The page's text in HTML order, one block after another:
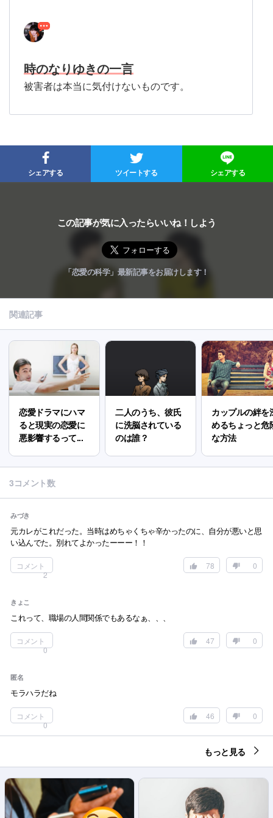
時のなりゆきの一言
被害者は本当に気付けないものです。
シェアする ツイートする シェアする
この記事が気に入ったらいいね！しよう
「恋愛の科学」最新記事をお届けします！
関連記事
恋愛ドラマにハマ
ると現実の恋愛に
悪影響するって...
二人のうち、彼氏
に洗脳されている
のは誰？
カップルの絆を
めるちょっと危
な方法
3コメント数
みづき
元カレがこれだった。当時はめちゃくちゃ辛かったのに、自分が悪いと思
い込んでた。別れてよかったーーー！！
コメント
2
0
78
きょこ
これって、職場の人間関係でもあるなぁ、、、
コメント
0
0
47
匿名
モラハラだね
コメント
0
0
46
もっと見る